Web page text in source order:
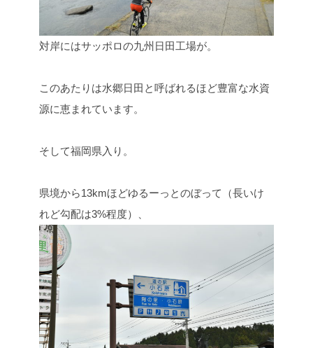
対岸にはサッポロの九州日田工場が。
このあたりは水郷日田と呼ばれるほど豊富な水資
源に恵まれています。
そして福岡県入り。
県境から13kmほどゆるーっとのぼって（長いけ
れど勾配は3%程度）、